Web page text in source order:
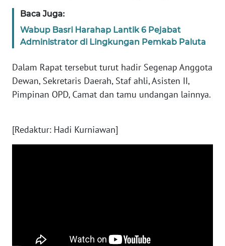
Baca Juga:
Wabup Basri Harahap Lantik 6 Pejabat
Administrator di Lingkungan Pemkab Paluta
Dalam Rapat tersebut turut hadir Segenap Anggota
Dewan, Sekretaris Daerah, Staf ahli, Asisten II,
Pimpinan OPD, Camat dan tamu undangan lainnya.
[Redaktur: Hadi Kurniawan]
WN
NUSANTARA
JOGJA
WN
WN
WN